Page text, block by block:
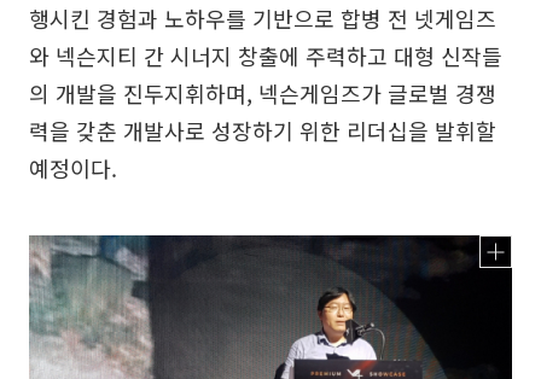
행시킨 경험과 노하우를 기반으로 합병 전 넷게임즈
와 넥슨지티 간 시너지 창출에 주력하고 대형 신작들
의 개발을 진두지휘하며, 넥슨게임즈가 글로벌 경쟁
력을 갖춘 개발사로 성장하기 위한 리더십을 발휘할
예정이다.